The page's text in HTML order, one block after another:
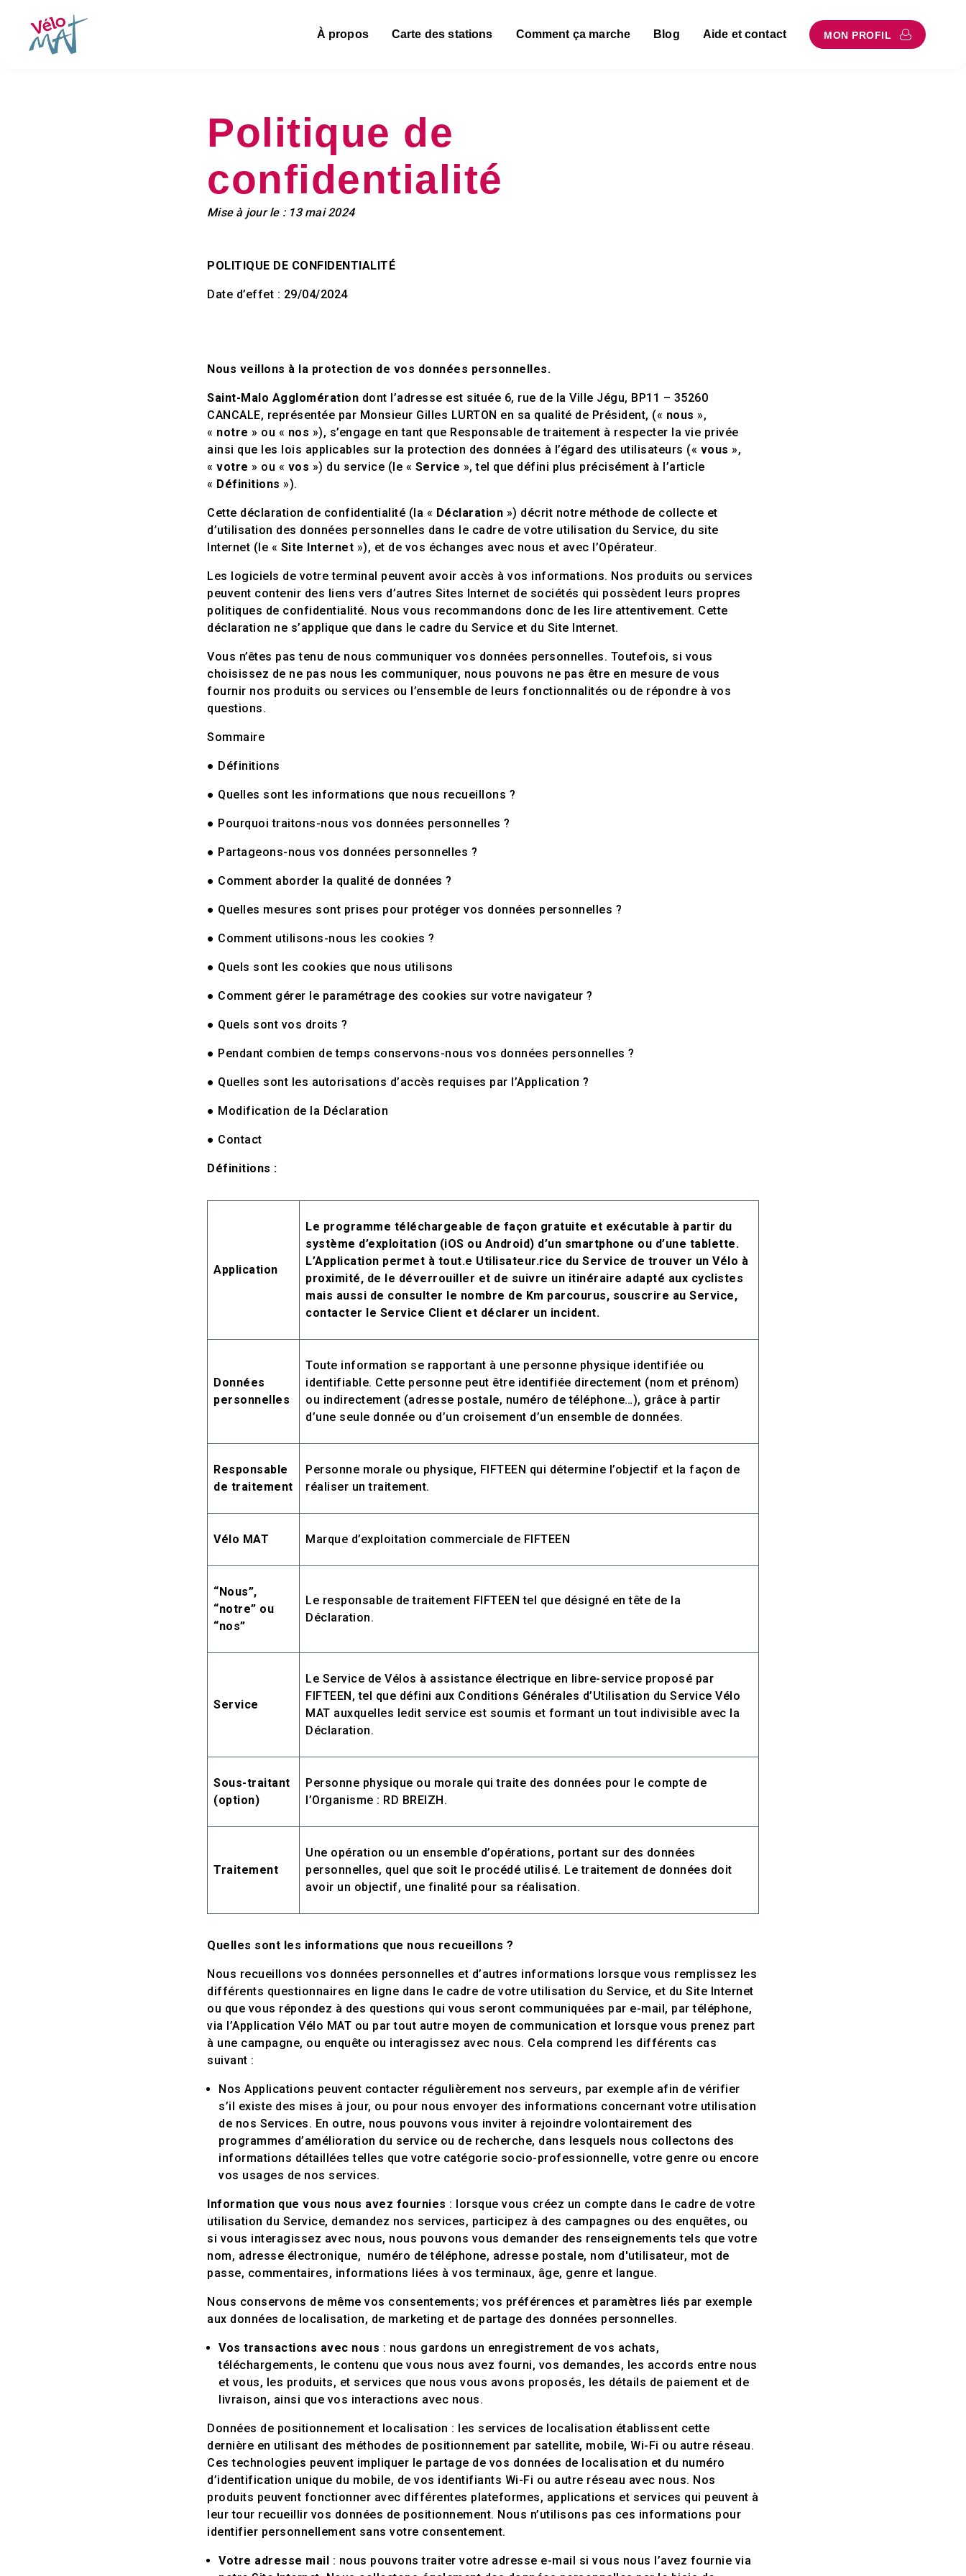
À propos Carte des stations Comment ça marche Blog Aide et contact MON PROFIL
Politique de
confidentialité
Mise à jour le : 13 mai 2024
POLITIQUE DE CONFIDENTIALITÉ
Date d’effet : 29/04/2024
Nous veillons à la protection de vos données personnelles.
Saint-Malo Agglomération dont l’adresse est située 6, rue de la Ville Jégu, BP11 – 35260
CANCALE, représentée par Monsieur Gilles LURTON en sa qualité de Président, (« nous »,
« notre » ou « nos »), s’engage en tant que Responsable de traitement à respecter la vie privée
ainsi que les lois applicables sur la protection des données à l’égard des utilisateurs (« vous »,
« votre » ou « vos ») du service (le « Service », tel que défini plus précisément à l’article
« Définitions »).
Cette déclaration de confidentialité (la « Déclaration ») décrit notre méthode de collecte et
d’utilisation des données personnelles dans le cadre de votre utilisation du Service, du site
Internet (le « Site Internet »), et de vos échanges avec nous et avec l’Opérateur.
Les logiciels de votre terminal peuvent avoir accès à vos informations. Nos produits ou services
peuvent contenir des liens vers d’autres Sites Internet de sociétés qui possèdent leurs propres
politiques de confidentialité. Nous vous recommandons donc de les lire attentivement. Cette
déclaration ne s’applique que dans le cadre du Service et du Site Internet.
Vous n’êtes pas tenu de nous communiquer vos données personnelles. Toutefois, si vous
choisissez de ne pas nous les communiquer, nous pouvons ne pas être en mesure de vous
fournir nos produits ou services ou l’ensemble de leurs fonctionnalités ou de répondre à vos
questions.
Sommaire
● Définitions
● Quelles sont les informations que nous recueillons ?
● Pourquoi traitons-nous vos données personnelles ?
● Partageons-nous vos données personnelles ?
● Comment aborder la qualité de données ?
● Quelles mesures sont prises pour protéger vos données personnelles ?
● Comment utilisons-nous les cookies ?
● Quels sont les cookies que nous utilisons
● Comment gérer le paramétrage des cookies sur votre navigateur ?
● Quels sont vos droits ?
● Pendant combien de temps conservons-nous vos données personnelles ?
● Quelles sont les autorisations d’accès requises par l’Application ?
● Modification de la Déclaration
● Contact
Définitions :
Application
Le programme téléchargeable de façon gratuite et exécutable à partir du
système d’exploitation (iOS ou Android) d’un smartphone ou d’une tablette.
L’Application permet à tout.e Utilisateur.rice du Service de trouver un Vélo à
proximité, de le déverrouiller et de suivre un itinéraire adapté aux cyclistes
mais aussi de consulter le nombre de Km parcourus, souscrire au Service,
contacter le Service Client et déclarer un incident.
Données
personnelles
Toute information se rapportant à une personne physique identifiée ou
identifiable. Cette personne peut être identifiée directement (nom et prénom)
ou indirectement (adresse postale, numéro de téléphone…), grâce à partir
d’une seule donnée ou d’un croisement d’un ensemble de données.
Responsable
de traitement
Personne morale ou physique, FIFTEEN qui détermine l’objectif et la façon de
réaliser un traitement.
Vélo MAT Marque d’exploitation commerciale de FIFTEEN
“Nous”,
“notre” ou
“nos”
Le responsable de traitement FIFTEEN tel que désigné en tête de la
Déclaration.
Service
Le Service de Vélos à assistance électrique en libre-service proposé par
FIFTEEN, tel que défini aux Conditions Générales d’Utilisation du Service Vélo
MAT auxquelles ledit service est soumis et formant un tout indivisible avec la
Déclaration.
Sous-traitant
(option)
Personne physique ou morale qui traite des données pour le compte de
l’Organisme : RD BREIZH.
Traitement
Une opération ou un ensemble d’opérations, portant sur des données
personnelles, quel que soit le procédé utilisé. Le traitement de données doit
avoir un objectif, une finalité pour sa réalisation.
Quelles sont les informations que nous recueillons ?
Nous recueillons vos données personnelles et d’autres informations lorsque vous remplissez les
différents questionnaires en ligne dans le cadre de votre utilisation du Service, et du Site Internet
ou que vous répondez à des questions qui vous seront communiquées par e-mail, par téléphone,
via l’Application Vélo MAT ou par tout autre moyen de communication et lorsque vous prenez part
à une campagne, ou enquête ou interagissez avec nous. Cela comprend les différents cas
suivant :
Nos Applications peuvent contacter régulièrement nos serveurs, par exemple afin de vérifier
s’il existe des mises à jour, ou pour nous envoyer des informations concernant votre utilisation
de nos Services. En outre, nous pouvons vous inviter à rejoindre volontairement des
programmes d’amélioration du service ou de recherche, dans lesquels nous collectons des
informations détaillées telles que votre catégorie socio-professionnelle, votre genre ou encore
vos usages de nos services.
Information que vous nous avez fournies : lorsque vous créez un compte dans le cadre de votre
utilisation du Service, demandez nos services, participez à des campagnes ou des enquêtes, ou
si vous interagissez avec nous, nous pouvons vous demander des renseignements tels que votre
nom, adresse électronique, numéro de téléphone, adresse postale, nom d'utilisateur, mot de
passe, commentaires, informations liées à vos terminaux, âge, genre et langue.
Nous conservons de même vos consentements; vos préférences et paramètres liés par exemple
aux données de localisation, de marketing et de partage des données personnelles.
Vos transactions avec nous : nous gardons un enregistrement de vos achats,
téléchargements, le contenu que vous nous avez fourni, vos demandes, les accords entre nous
et vous, les produits, et services que nous vous avons proposés, les détails de paiement et de
livraison, ainsi que vos interactions avec nous.
Données de positionnement et localisation : les services de localisation établissent cette
dernière en utilisant des méthodes de positionnement par satellite, mobile, Wi-Fi ou autre réseau.
Ces technologies peuvent impliquer le partage de vos données de localisation et du numéro
d’identification unique du mobile, de vos identifiants Wi-Fi ou autre réseau avec nous. Nos
produits peuvent fonctionner avec différentes plateformes, applications et services qui peuvent à
leur tour recueillir vos données de positionnement. Nous n’utilisons pas ces informations pour
identifier personnellement sans votre consentement.
Votre adresse mail : nous pouvons traiter votre adresse e-mail si vous nous l’avez fournie via